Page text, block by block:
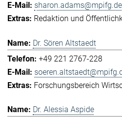
sharon.adams@mpifg.de
Redaktion und
Dr. Sören Altstaedt
+49 221 2767-228
Forschungsbereich
Dr. Alessia Aspide